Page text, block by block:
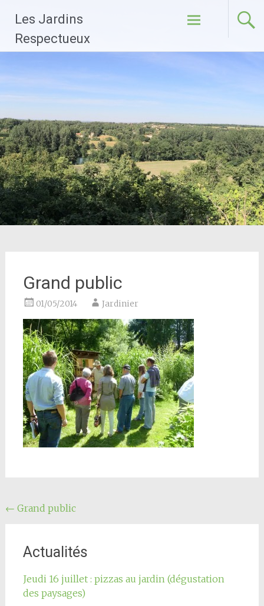
contenu
principal
Les Jardins
Respectueux
Grand public
01/05/2014 Jardinier
Navigation
l'article
← Grand public
Actualités
Jeudi 16 juillet : pizzas au jardin (dégustation
des paysages)